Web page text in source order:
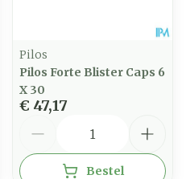
Pilos
Pilos Forte Blister Caps 6
X 30
€ 47,17
Bestel